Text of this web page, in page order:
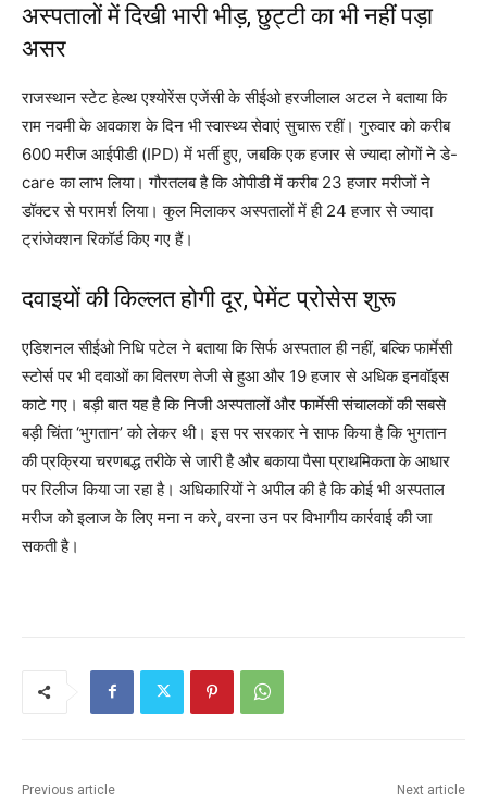
अस्पतालों में दिखी भारी भीड़, छुट्टी का भी नहीं पड़ा
असर
राजस्थान स्टेट हेल्थ एश्योरेंस एजेंसी के सीईओ हरजीलाल अटल ने बताया कि
राम नवमी के अवकाश के दिन भी स्वास्थ्य सेवाएं सुचारू रहीं। गुरुवार को करीब
600 मरीज आईपीडी (IPD) में भर्ती हुए, जबकि एक हजार से ज्यादा लोगों ने डे-
care का लाभ लिया। गौरतलब है कि ओपीडी में करीब 23 हजार मरीजों ने
डॉक्टर से परामर्श लिया। कुल मिलाकर अस्पतालों में ही 24 हजार से ज्यादा
ट्रांजेक्शन रिकॉर्ड किए गए हैं।
दवाइयों की किल्लत होगी दूर, पेमेंट प्रोसेस शुरू
एडिशनल सीईओ निधि पटेल ने बताया कि सिर्फ अस्पताल ही नहीं, बल्कि फार्मेसी
स्टोर्स पर भी दवाओं का वितरण तेजी से हुआ और 19 हजार से अधिक इनवॉइस
काटे गए। बड़ी बात यह है कि निजी अस्पतालों और फार्मेसी संचालकों की सबसे
बड़ी चिंता ‘भुगतान’ को लेकर थी। इस पर सरकार ने साफ किया है कि भुगतान
की प्रक्रिया चरणबद्ध तरीके से जारी है और बकाया पैसा प्राथमिकता के आधार
पर रिलीज किया जा रहा है। अधिकारियों ने अपील की है कि कोई भी अस्पताल
मरीज को इलाज के लिए मना न करे, वरना उन पर विभागीय कार्रवाई की जा
सकती है।
Previous article Next article